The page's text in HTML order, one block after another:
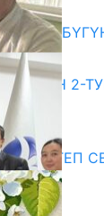
ҮЧҮН
2-
МЕКТЕП